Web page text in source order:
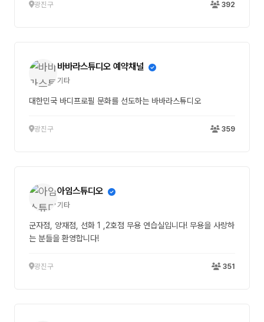
광진구 392
바바라스튜디오 예약채널
기타
대한민국 바디프로필 문화를 선도하는 바바라스튜디오
광진구 359
아임스튜디오
기타
군자점, 양재점, 선화 1 ,2호점 무용 연습실입니다! 무용을 사랑하
는 분들을 환영합니다!
광진구 351